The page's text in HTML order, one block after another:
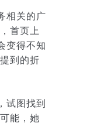
相关的广
首页上
变得不知
到的折
试图找到
能，她